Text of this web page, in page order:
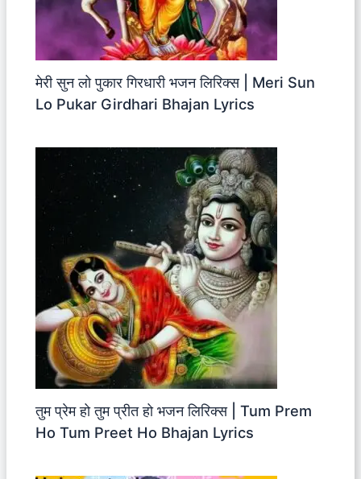
मेरी सुन लो पुकार गिरधारी भजन लिरिक्स | Meri Sun
Lo Pukar Girdhari Bhajan Lyrics
तुम प्रेम हो तुम प्रीत हो भजन लिरिक्स | Tum Prem
Ho Tum Preet Ho Bhajan Lyrics